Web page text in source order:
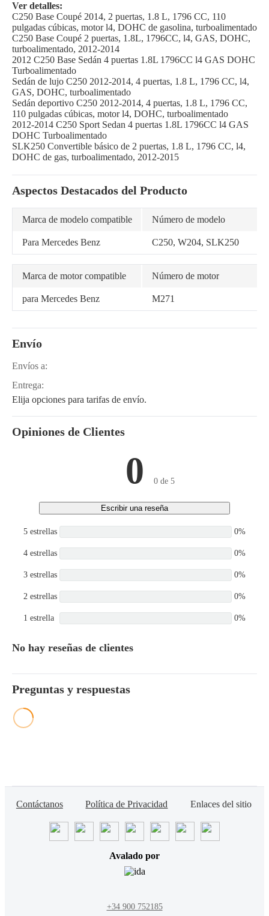
Ver detalles:
C250 Base Coupé 2014, 2 puertas, 1.8 L, 1796 CC, 110
pulgadas cúbicas, motor l4, DOHC de gasolina, turboalimentado
C250 Base Coupé 2 puertas, 1.8L, 1796CC, l4, GAS, DOHC,
turboalimentado, 2012-2014
2012 C250 Base Sedán 4 puertas 1.8L 1796CC l4 GAS DOHC
Turboalimentado
Sedán de lujo C250 2012-2014, 4 puertas, 1.8 L, 1796 CC, l4,
GAS, DOHC, turboalimentado
Sedán deportivo C250 2012-2014, 4 puertas, 1.8 L, 1796 CC,
110 pulgadas cúbicas, motor l4, DOHC, turboalimentado
2012-2014 C250 Sport Sedan 4 puertas 1.8L 1796CC l4 GAS
DOHC Turboalimentado
SLK250 Convertible básico de 2 puertas, 1.8 L, 1796 CC, l4,
DOHC de gas, turboalimentado, 2012-2015
Aspectos Destacados del Producto
Marca de modelo compatible Número de modelo
Para Mercedes Benz C250, W204, SLK250
Marca de motor compatible Número de motor
para Mercedes Benz M271
Envío
Envíos a:
Entrega:
Elija opciones para tarifas de envío.
Opiniones de Clientes
0 0 de 5
Escribir una reseña
5 estrellas 0%
4 estrellas 0%
3 estrellas 0%
2 estrellas 0%
1 estrella 0%
No hay reseñas de clientes
Preguntas y respuestas
Contáctanos Política de Privacidad Enlaces del sitio
Avalado por
+34 900 752185